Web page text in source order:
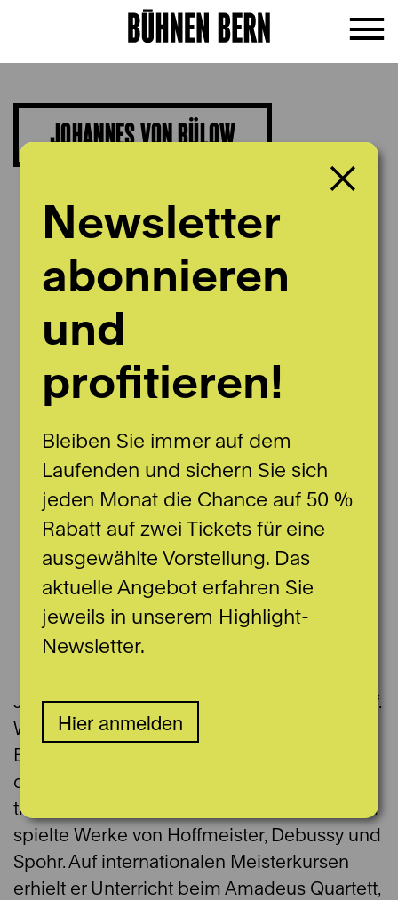
JOHANNES VON BÜLOW
© Caspar Martig
Johannes von Bülow studierte Viola bei Prof.
W. Stehle an der Universität der Künste
Berlin. Er ist Mitglied im Bülow Quartett, mit
dem er regelmässig konzertiert. Mehrmals
trat er auch als Solist mit Orchestern auf und
spielte Werke von Hoffmeister, Debussy und
Spohr. Auf internationalen Meisterkursen
erhielt er Unterricht beim Amadeus Quartett,
Newsletter
abonnieren
und
profitieren!
Bleiben Sie immer auf dem
Laufenden und sichern Sie sich
jeden Monat die Chance auf 50 %
Rabatt auf zwei Tickets für eine
ausgewählte Vorstellung. Das
aktuelle Angebot erfahren Sie
jeweils in unserem Highlight-
Newsletter.
Hier anmelden